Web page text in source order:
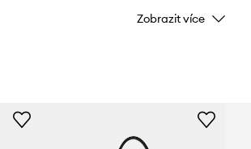
Kód výrobce
Značka
Zobrazit více